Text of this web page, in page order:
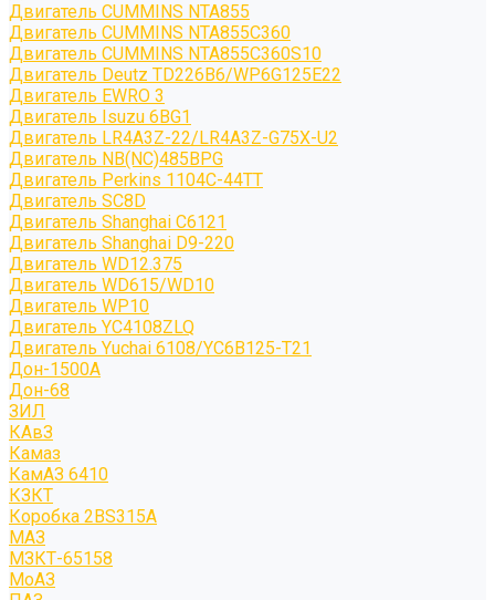
Двигатель CUMMINS NTA855
Двигатель CUMMINS NTA855C360
Двигатель CUMMINS NTA855C360S10
Двигатель Deutz TD226B6/WP6G125E22
Двигатель EWRO 3
Двигатель Isuzu 6BG1
Двигатель LR4A3Z-22/LR4A3Z-G75X-U2
Двигатель NB(NC)485BPG
Двигатель Perkins 1104C-44TT
Двигатель SC8D
Двигатель Shanghai C6121
Двигатель Shanghai D9-220
Двигатель WD12.375
Двигатель WD615/WD10
Двигатель WP10
Двигатель YC4108ZLQ
Двигатель Yuchai 6108/YC6B125-T21
Дон-1500А
Дон-68
ЗИЛ
КАвЗ
Камаз
КамАЗ 6410
КЗКТ
Коробка 2BS315A
МАЗ
МЗКТ-65158
МоАЗ